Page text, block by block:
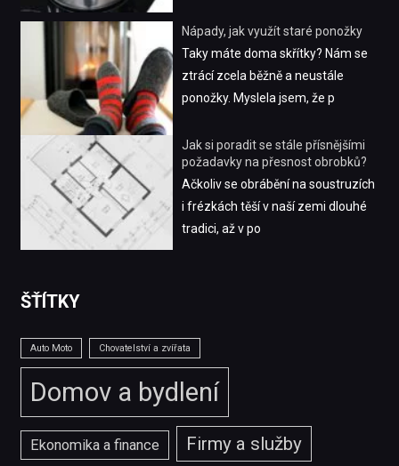
Nápady, jak využít staré ponožky
Taky máte doma skřítky? Nám se
ztrácí zcela běžně a neustále
ponožky. Myslela jsem, že p
Jak si poradit se stále přísnějšími
požadavky na přesnost obrobků?
Ačkoliv se obrábění na soustruzích
i frézkách těší v naší zemi dlouhé
tradici, až v po
ŠŤÍTKY
Auto Moto Chovatelství a zvířata
Domov a bydlení
Ekonomika a finance Firmy a služby